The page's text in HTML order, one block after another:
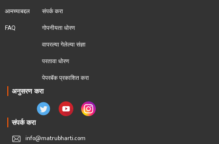
आमच्याबद्दल
FAQ
संपर्क करा
गोपनीयता धोरण
वापरल्या गेलेल्या संज्ञा
परतावा धोरण
पेपरबॅक प्रकाशित करा
अनुसरण करा
संपर्क करा
info@matrubharti.com